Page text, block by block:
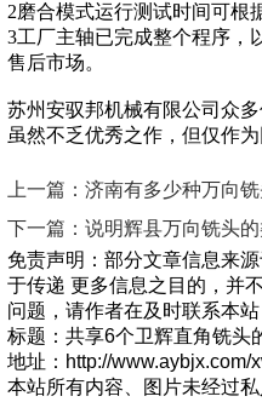
2磨合模式运行测试时间可根
3工厂主轴已完成整个程序，
售后市场。
苏州安驭邦机械有限公司众
虽然不乏优秀之作，但仅作
上一篇：济南有多少种万向
下一篇：说明辉县万向铣头
免责声明：部分文章信息来
于传递 更多信息之目的，并
问题，请作者在及时联系本
标题：共享6个卫辉直
地址：http://www.aybjx.com/
本站所有内容、图片未经过